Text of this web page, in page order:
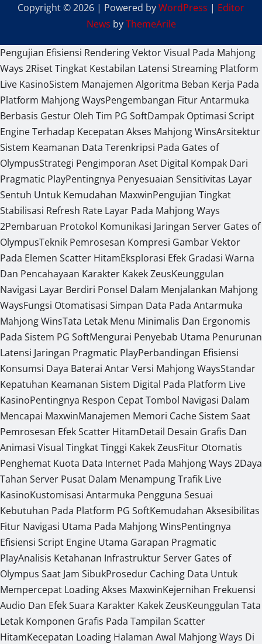
Copyright © 2026 | Powered byWordPress | Editor
News byThemeArile
Pengujian Efisiensi Rendering Vektor Visual Pada Mahjong
Ways 2Riset Tingkat Kestabilan Latensi Streaming Platform
Live KasinoSistem Manajemen Algoritma Beban Kerja Pada
Platform Mahjong WaysPengembangan Fitur Antarmuka
Berbasis Gestur Oleh Tim PG SoftDampak Optimasi Script
Engine Terhadap Kecepatan Akses Mahjong WinsArsitektur
Sistem Keamanan Data Terenkripsi Pada Gates of
OlympusStrategi Pengimporan Aset Digital Kompak Dari
Pragmatic PlayPentingnya Penyesuaian Sensitivitas Layar
Sentuh Untuk Kemudahan MaxwinPengujian Tingkat
Stabilisasi Refresh Rate Layar Pada Mahjong Ways
2Pembaruan Protokol Komunikasi Jaringan Server Gates of
OlympusTeknik Pemrosesan Kompresi Gambar Vektor
Pada Elemen Scatter HitamEksplorasi Efek Gradasi Warna
Dan Pencahayaan Karakter Kakek ZeusKeunggulan
Navigasi Layar Berdiri Ponsel Dalam Menjalankan Mahjong
WaysFungsi Otomatisasi Simpan Data Pada Antarmuka
Mahjong WinsTata Letak Menu Minimalis Dan Ergonomis
Pada Sistem PG SoftMengurai Penyebab Utama Penurunan
Latensi Jaringan Pragmatic PlayPerbandingan Efisiensi
Konsumsi Daya Baterai Antar Versi Mahjong WaysStandar
Kepatuhan Keamanan Sistem Digital Pada Platform Live
KasinoPentingnya Respon Cepat Tombol Navigasi Dalam
Mencapai MaxwinManajemen Memori Cache Sistem Saat
Pemrosesan Efek Scatter HitamDetail Desain Grafis Dan
Animasi Visual Tingkat Tinggi Kakek ZeusFitur Otomatis
Penghemat Kuota Data Internet Pada Mahjong Ways 2Daya
Tahan Server Pusat Dalam Menampung Trafik Live
KasinoKustomisasi Antarmuka Pengguna Sesuai
Kebutuhan Pada Platform PG SoftKemudahan Aksesibilitas
Fitur Navigasi Utama Pada Mahjong WinsPentingnya
Efisiensi Script Engine Utama Garapan Pragmatic
PlayAnalisis Ketahanan Infrastruktur Server Gates of
Olympus Saat Jam SibukProsedur Caching Data Untuk
Mempercepat Loading Akses MaxwinKejernihan Frekuensi
Audio Dan Efek Suara Karakter Kakek ZeusKeunggulan Tata
Letak Komponen Grafis Pada Tampilan Scatter
HitamKecepatan Loading Halaman Awal Mahjong Ways Di